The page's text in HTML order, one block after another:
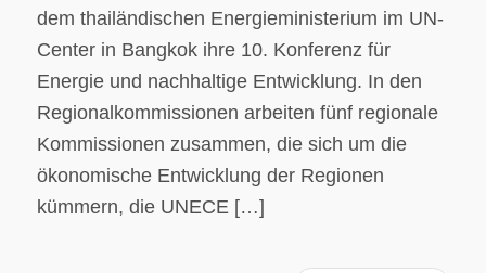
dem thailändischen Energieministerium im UN-
Center in Bangkok ihre 10. Konferenz für
Energie und nachhaltige Entwicklung. In den
Regionalkommissionen arbeiten fünf regionale
Kommissionen zusammen, die sich um die
ökonomische Entwicklung der Regionen
kümmern, die UNECE […]